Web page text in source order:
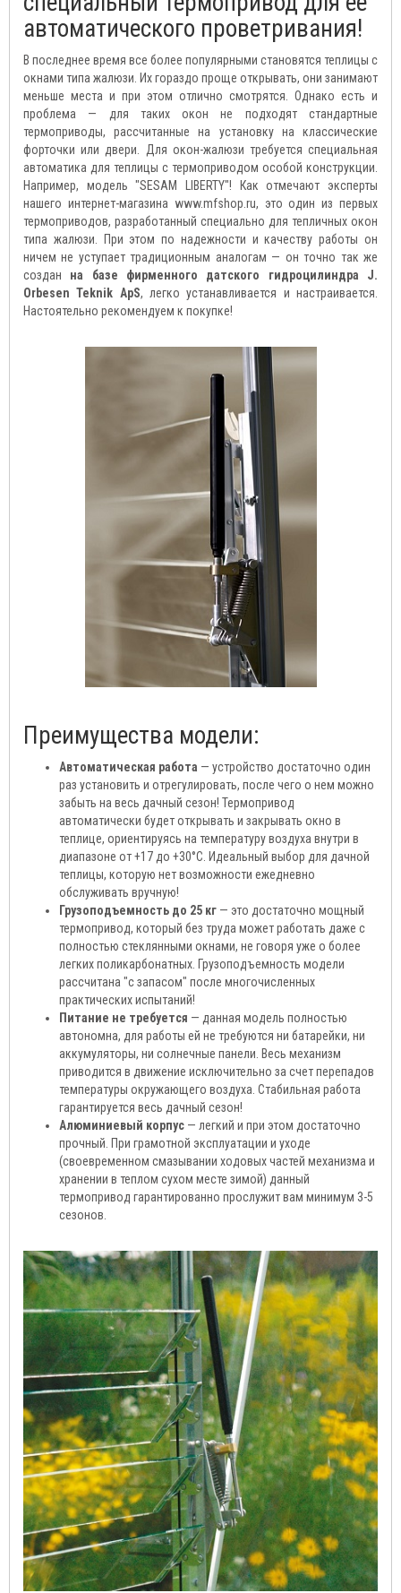
автоматического проветривания!
В последнее время все более популярными становятся теплицы с
окнами типа жалюзи. Их гораздо проще открывать, они занимают
меньше места и при этом отлично смотрятся. Однако есть и
проблема — для таких окон не подходят стандартные
термоприводы, рассчитанные на установку на классические
форточки или двери. Для окон-жалюзи требуется специальная
автоматика для теплицы с термоприводом особой конструкции.
Например, модель "SESAM LIBERTY"! Как отмечают эксперты
нашего интернет-магазина www.mfshop.ru, это один из первых
термоприводов, разработанный специально для тепличных окон
типа жалюзи. При этом по надежности и качеству работы он
ничем не уступает традиционным аналогам — он точно так же
создан на базе фирменного датского гидроцилиндра J.
Orbesen Teknik ApS, легко устанавливается и настраивается.
Настоятельно рекомендуем к покупке!
Преимущества модели:
Автоматическая работа — устройство достаточно один
раз установить и отрегулировать, после чего о нем можно
забыть на весь дачный сезон! Термопривод
автоматически будет открывать и закрывать окно в
теплице, ориентируясь на температуру воздуха внутри в
диапазоне от +17 до +30°C. Идеальный выбор для дачной
теплицы, которую нет возможности ежедневно
обслуживать вручную!
Грузоподъемность до 25 кг — это достаточно мощный
термопривод, который без труда может работать даже с
полностью стеклянными окнами, не говоря уже о более
легких поликарбонатных. Грузоподъемность модели
рассчитана "с запасом" после многочисленных
практических испытаний!
Питание не требуется — данная модель полностью
автономна, для работы ей не требуются ни батарейки, ни
аккумуляторы, ни солнечные панели. Весь механизм
приводится в движение исключительно за счет перепадов
температуры окружающего воздуха. Стабильная работа
гарантируется весь дачный сезон!
Алюминиевый корпус — легкий и при этом достаточно
прочный. При грамотной эксплуатации и уходе
(своевременном смазывании ходовых частей механизма и
хранении в теплом сухом месте зимой) данный
термопривод гарантированно прослужит вам минимум 3-5
сезонов.